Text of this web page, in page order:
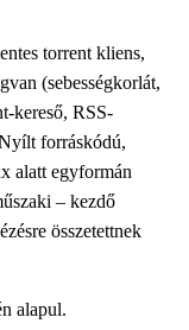
torrent kliens,
(sebességkorlát,
kereső, RSS-
forráskódú,
alatt egyformán
– kezdő
összetettnek
alapul.